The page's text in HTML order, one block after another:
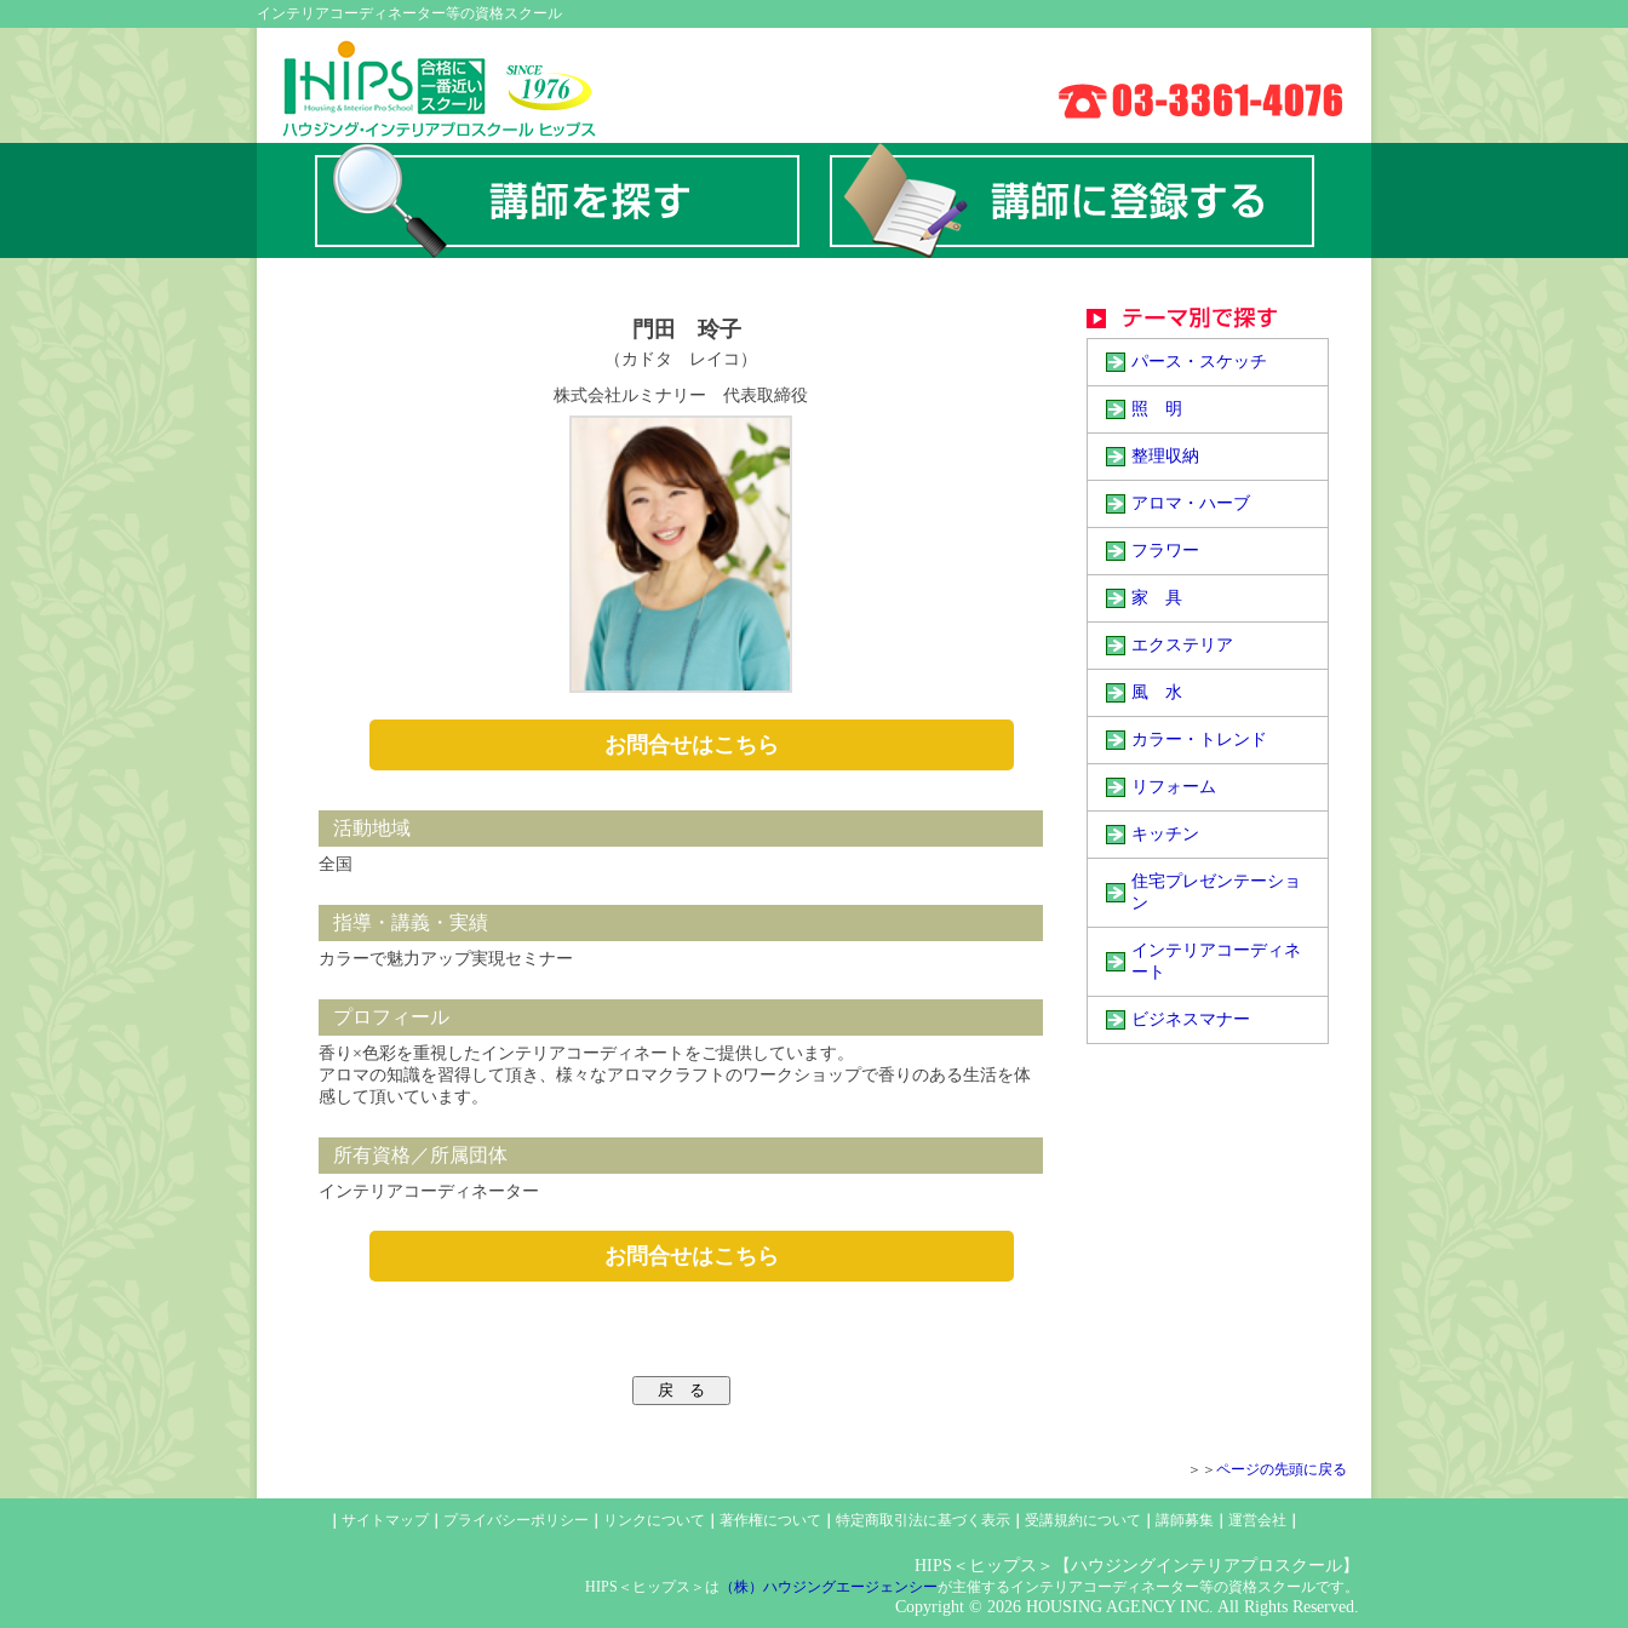
インテリアコーディネーター等の資格スクール
門田 玲子
（カドタ レイコ）
株式会社ルミナリー 代表取締役
お問合せはこちら
活動地域
全国
指導・講義・実績
カラーで魅力アップ実現セミナー
プロフィール
香り×色彩を重視したインテリアコーディネートをご提供しています。
アロマの知識を習得して頂き、様々なアロマクラフトのワークショップで香りのある生活を体
感して頂いています。
所有資格／所属団体
インテリアコーディネーター
お問合せはこちら
パース・スケッチ
照 明
整理収納
アロマ・ハーブ
フラワー
家 具
エクステリア
風 水
カラー・トレンド
リフォーム
キッチン
住宅プレゼンテーショ
ン
インテリアコーディネ
ート
ビジネスマナー
＞＞ ページの先頭に戻る
サイトマップ｜ プライバシーポリシー リンクについて 著作権について 特定商取引法に基づく表示 受講規約について 講師募集 運営会社
HIPS＜ヒップス＞【ハウジングインテリアプロスクール】
HIPS＜ヒップス＞は （株）ハウジングエージェンシーが主催するインテリアコーディネーター等の資格スクールです。
Copyright © 2026 HOUSING AGENCY INC. All Rights Reserved.